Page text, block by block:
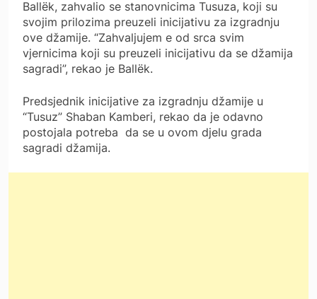
Ballëk, zahvalio se stanovnicima Tusuza, koji su
svojim prilozima preuzeli inicijativu za izgradnju
ove džamije. “Zahvaljujem e od srca svim
vjernicima koji su preuzeli inicijativu da se džamija
sagradi”, rekao je Ballëk.
Predsjednik inicijative za izgradnju džamije u
“Tusuz” Shaban Kamberi, rekao da je odavno
postojala potreba da se u ovom djelu grada
sagradi džamija.